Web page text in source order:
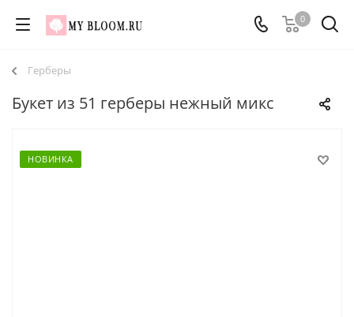
0
Герберы
Букет из 51 герберы нежный микс
НОВИНКА